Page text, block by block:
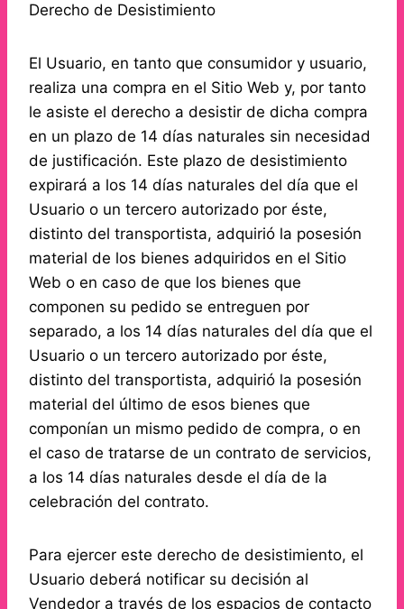
Derecho de Desistimiento
El Usuario, en tanto que consumidor y usuario,
realiza una compra en el Sitio Web y, por tanto
le asiste el derecho a desistir de dicha compra
en un plazo de 14 días naturales sin necesidad
de justificación. Este plazo de desistimiento
expirará a los 14 días naturales del día que el
Usuario o un tercero autorizado por éste,
distinto del transportista, adquirió la posesión
material de los bienes adquiridos en el Sitio
Web o en caso de que los bienes que
componen su pedido se entreguen por
separado, a los 14 días naturales del día que el
Usuario o un tercero autorizado por éste,
distinto del transportista, adquirió la posesión
material del último de esos bienes que
componían un mismo pedido de compra, o en
el caso de tratarse de un contrato de servicios,
a los 14 días naturales desde el día de la
celebración del contrato.
Para ejercer este derecho de desistimiento, el
Usuario deberá notificar su decisión al
Vendedor a través de los espacios de contacto